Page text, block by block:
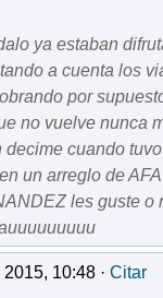
ya estaban
a cuenta los
por
no vuelve nunca
cuando
un arreglo de
les guste o
10:48 · Citar